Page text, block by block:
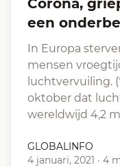
Corona, griep en luchtvervuiling:
een
In Europa
mensen
luchtvervuiling.
oktober dat
wereldwijd 4,2
GLOBALINFO
4 januari, 2021 · 4